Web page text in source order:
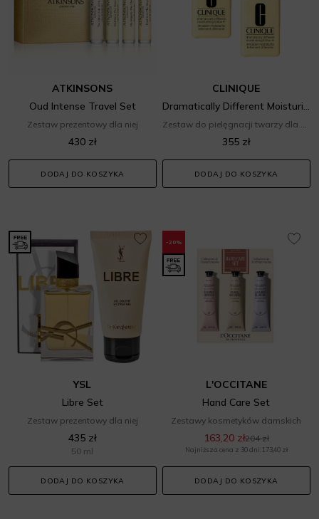
ATKINSONS
Oud Intense Travel Set
Zestaw prezentowy dla niej
430 zł
DODAJ DO KOSZYKA
CLINIQUE
Dramatically Different Moisturizing Lotion+ Set
Zestaw do pielęgnacji twarzy dla niej
355 zł
DODAJ DO KOSZYKA
YSL
Libre Set
Zestaw prezentowy dla niej
435 zł
50 ml
DODAJ DO KOSZYKA
-20%
L'OCCITANE
Hand Care Set
Zestawy kosmetyków damskich
163,20 zł204 zł
Najniższa cena z 30 dni: 173,40 zł
DODAJ DO KOSZYKA